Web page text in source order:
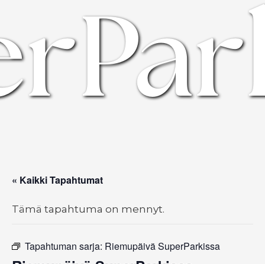
« Kaikki Tapahtumat
Tämä tapahtuma on mennyt.
Tapahtuman sarja: Riemupäivä SuperParkissa